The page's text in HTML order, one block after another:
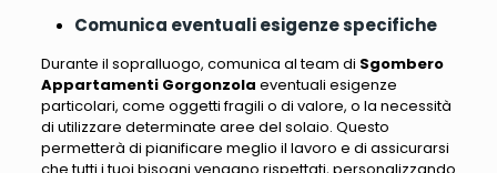
Comunica eventuali esigenze specifiche
Durante il sopralluogo, comunica al team di Sgombero
Appartamenti Gorgonzola eventuali esigenze
particolari, come oggetti fragili o di valore, o la necessità
di utilizzare determinate aree del solaio. Questo
permetterà di pianificare meglio il lavoro e di assicurarsi